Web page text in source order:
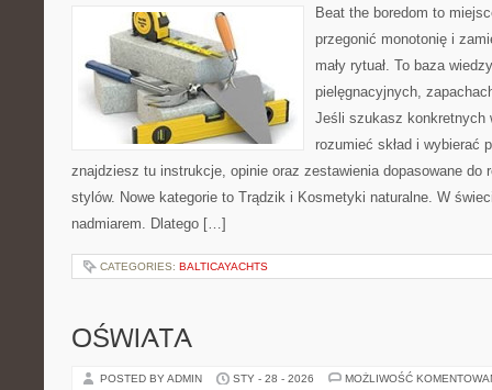
Beat the boredom to
przegonić monotonię i
mały rytuał. To baza
pielęgnacyjnych,
Jeśli szukasz konkretnych
rozumieć skład i wybierać
znajdziesz tu instrukcje, opinie oraz zestawienia dopasowane do
stylów. Nowe kategorie to Trądzik i Kosmetyki naturalne. W
nadmiarem. Dlatego […]
CATEGORIES: BALTICAYACHTS
OŚWIATA
POSTED BY ADMIN STY - 28 - 2026 MOŻLIWOŚĆ